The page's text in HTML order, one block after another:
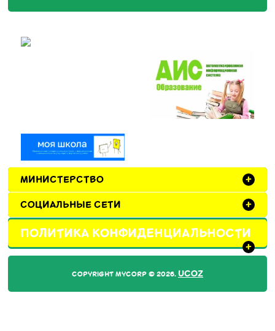
МИНИСТЕРСТВО +
СОЦИАЛЬНЫЕ СЕТИ +
ПОЛИТИКА КОНФИДЕНЦИАЛЬНОСТИ
+
COPYRIGHT MYCORP © 2026. UCOZ